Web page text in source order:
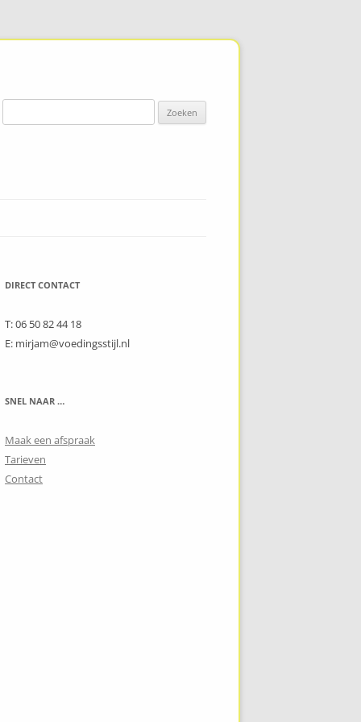
Zoeken naar:
DIRECT CONTACT
T: 06 50 82 44 18
E: mirjam@voedingsstijl.nl
SNEL NAAR …
Maak een afspraak
Tarieven
Contact